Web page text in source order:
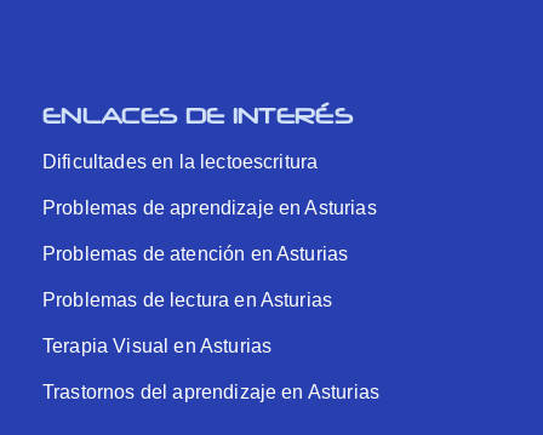
ENLACES DE INTERÉS
Dificultades en la lectoescritura
Problemas de aprendizaje en Asturias
Problemas de atención en Asturias
Problemas de lectura en Asturias
Terapia Visual en Asturias
Trastornos del aprendizaje en Asturias